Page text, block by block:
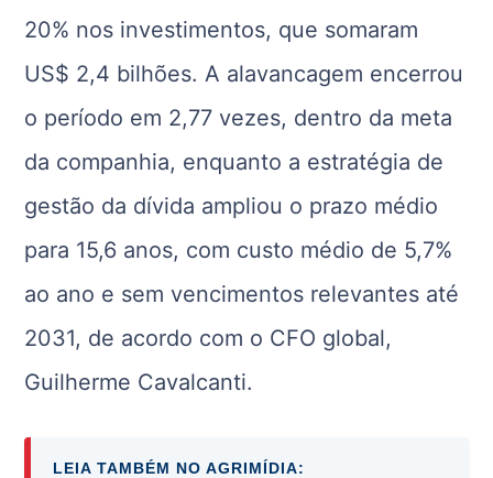
20% nos investimentos, que somaram
US$ 2,4 bilhões. A alavancagem encerrou
o período em 2,77 vezes, dentro da meta
da companhia, enquanto a estratégia de
gestão da dívida ampliou o prazo médio
para 15,6 anos, com custo médio de 5,7%
ao ano e sem vencimentos relevantes até
2031, de acordo com o CFO global,
Guilherme Cavalcanti.
LEIA TAMBÉM NO AGRIMÍDIA: